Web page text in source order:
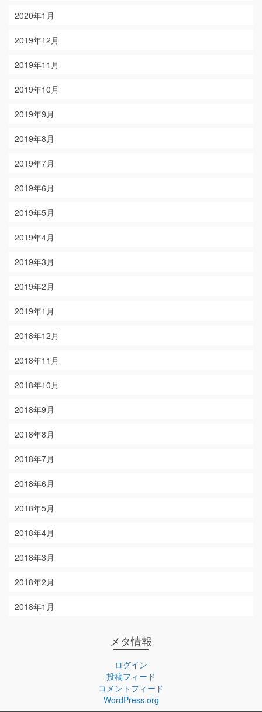
2020年1月
2019年12月
2019年11月
2019年10月
2019年9月
2019年8月
2019年7月
2019年6月
2019年5月
2019年4月
2019年3月
2019年2月
2019年1月
2018年12月
2018年11月
2018年10月
2018年9月
2018年8月
2018年7月
2018年6月
2018年5月
2018年4月
2018年3月
2018年2月
2018年1月
メタ情報
ログイン
投稿フィード
コメントフィード
WordPress.org